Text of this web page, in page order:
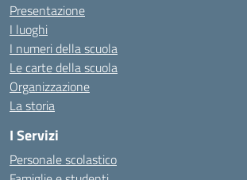
Presentazione
I luoghi
I numeri della scuola
Le carte della scuola
Organizzazione
La storia
I Servizi
Personale scolastico